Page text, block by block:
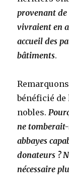
provenant
vivraient en
accueil des
bâtiments.
bénéficié de
nobles.
ne
abbayes
donateurs ?
nécessaire